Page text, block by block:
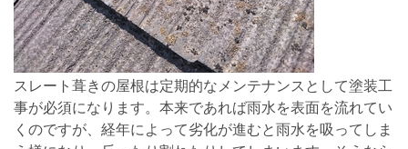
スレート葺きの屋根は定期的なメンテナンスとして塗装工
事が必須になります。本来であれば雨水を表面を流れてい
くのですが、経年によって劣化が進むと雨水を吸ってしま